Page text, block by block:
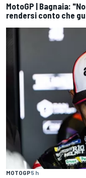
MotoGP | Bagnaia:
rendersi conto che
MOTOGP5 h